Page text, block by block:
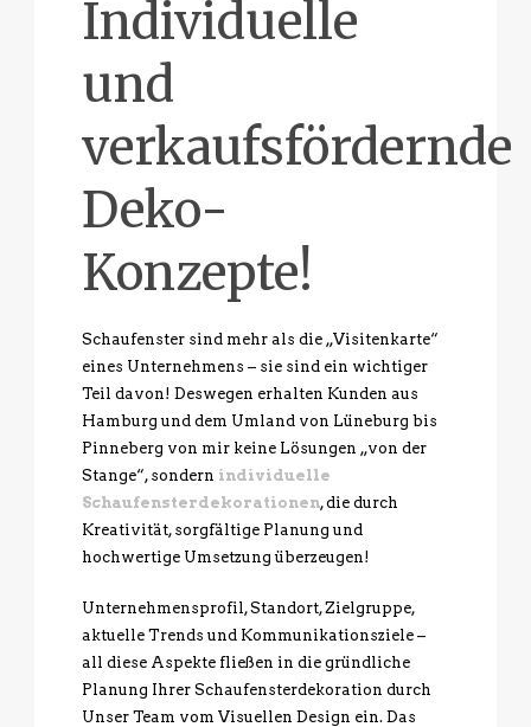
Individuelle
und
verkaufsfördernde
Deko-
Konzepte!
Schaufenster sind mehr als die „Visitenkarte“
eines Unternehmens – sie sind ein wichtiger
Teil davon! Deswegen erhalten Kunden aus
Hamburg und dem Umland von Lüneburg bis
Pinneberg von mir keine Lösungen „von der
Stange“, sondern individuelle
Schaufensterdekorationen, die durch
Kreativität, sorgfältige Planung und
hochwertige Umsetzung überzeugen!
Unternehmensprofil, Standort, Zielgruppe,
aktuelle Trends und Kommunikationsziele –
all diese Aspekte fließen in die gründliche
Planung Ihrer Schaufensterdekoration durch
Unser Team vom Visuellen Design ein. Das